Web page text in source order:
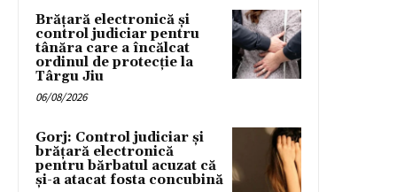
Brățară electronică și
control judiciar pentru
tânăra care a încălcat
ordinul de protecție la
Târgu Jiu
06/08/2026
Gorj: Control judiciar și
brățară electronică
pentru bărbatul acuzat că
și-a atacat fosta concubină